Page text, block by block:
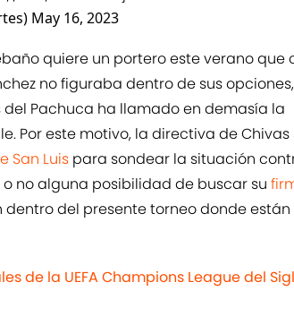
May 16, 2023
quiere un portero este verano que
no figuraba dentro de sus
del Pachuca ha llamado en demasía la
Por este motivo, la directiva de Chivas
San Luis para sondear la situación
no alguna posibilidad de buscar su
del presente torneo donde
de la UEFA Champions League del